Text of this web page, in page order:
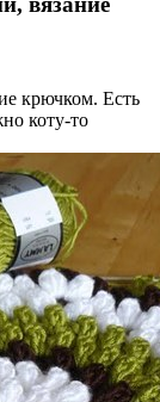
крючком. Есть
коту-то